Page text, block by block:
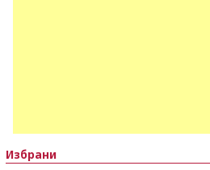
Избрани